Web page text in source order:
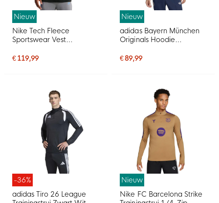
Nieuw
Nike Tech Fleece
Sportswear Vest
€ 119,99
Nieuw
adidas Bayern München
Originals Hoodie
€ 89,99
-36%
adidas Tiro 26 League
Nieuw
Nike FC Barcelona Strike